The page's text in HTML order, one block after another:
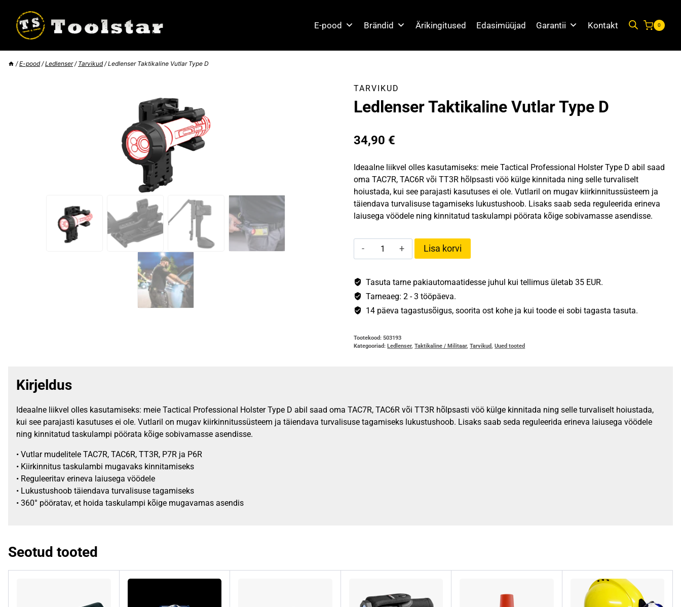
content
E-pood Brändid Ärikingitused Edasimüüjad Garantii Kontakt 0
/ E-pood / Ledlenser / Tarvikud / Ledlenser Taktikaline Vutlar Type D
TARVIKUD
Ledlenser Taktikaline Vutlar Type D
34,90 €
Ideaalne liikvel olles kasutamiseks: meie Tactical Professional Holster Type D abil saad
oma TAC7R, TAC6R või TT3R hõlpsasti vöö külge kinnitada ning selle turvaliselt
hoiustada, kui see parajasti kasutuses ei ole. Vutlaril on mugav kiirkinnitussüsteem ja
täiendava turvalisuse tagamiseks lukustushoob. Lisaks saab seda reguleerida erineva
laiusega vöödele ning kinnitatud taskulampi pöörata kõige sobivamasse asendisse.
Ledlenser
Taktikaline
Type
D
kogus
Lisa korvi
Tasuta tarne pakiautomaatidesse juhul kui tellimus ületab 35 EUR.
Tarneaeg: 2 - 3 tööpäeva.
14 päeva tagastusõigus, soorita ost kohe ja kui toode ei sobi tagasta tasuta.
Tootekood:503193
Kategooriad:Ledlenser,Taktikaline / Militaar,Tarvikud ,Uued tooted
Kirjeldus
Ideaalne liikvel olles kasutamiseks: meie Tactical Professional Holster Type D abil saad oma TAC7R, TAC6R või TT3R hõlpsasti vöö külge kinnitada ning selle turvaliselt hoiustada,
kui see parajasti kasutuses ei ole. Vutlaril on mugav kiirkinnitussüsteem ja täiendava turvalisuse tagamiseks lukustushoob. Lisaks saab seda reguleerida erineva laiusega vöödele
ning kinnitatud taskulampi pöörata kõige sobivamasse asendisse.
• Vutlar mudelitele TAC7R, TAC6R, TT3R, P7R ja P6R
• Kiirkinnitus taskulambi mugavaks kinnitamiseks
• Reguleeritav erineva laiusega vöödele
• Lukustushoob täiendava turvalisuse tagamiseks
• 360° pööratav, et hoida taskulampi kõige mugavamas asendis
Seotud tooted